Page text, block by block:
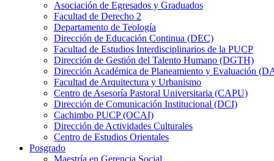
Asociación de Egresados y Graduados
Facultad de Derecho 2
Departamento de Teología
Dirección de Educación Continua (DEC)
Facultad de Estudios Interdisciplinarios de la PUCP
Dirección de Gestión del Talento Humano (DGTH)
Dirección Académica de Planeamiento y Evaluación
Facultad de Arquitectura y Urbanismo
Centro de Asesoría Pastoral Universitaria (CAPU)
Dirección de Comunicación Institucional (DCI)
Cachimbo PUCP (OCAI)
Dirección de Actividades Culturales
Centro de Estudios Orientales
Posgrado
Maestría en Gerencia Social